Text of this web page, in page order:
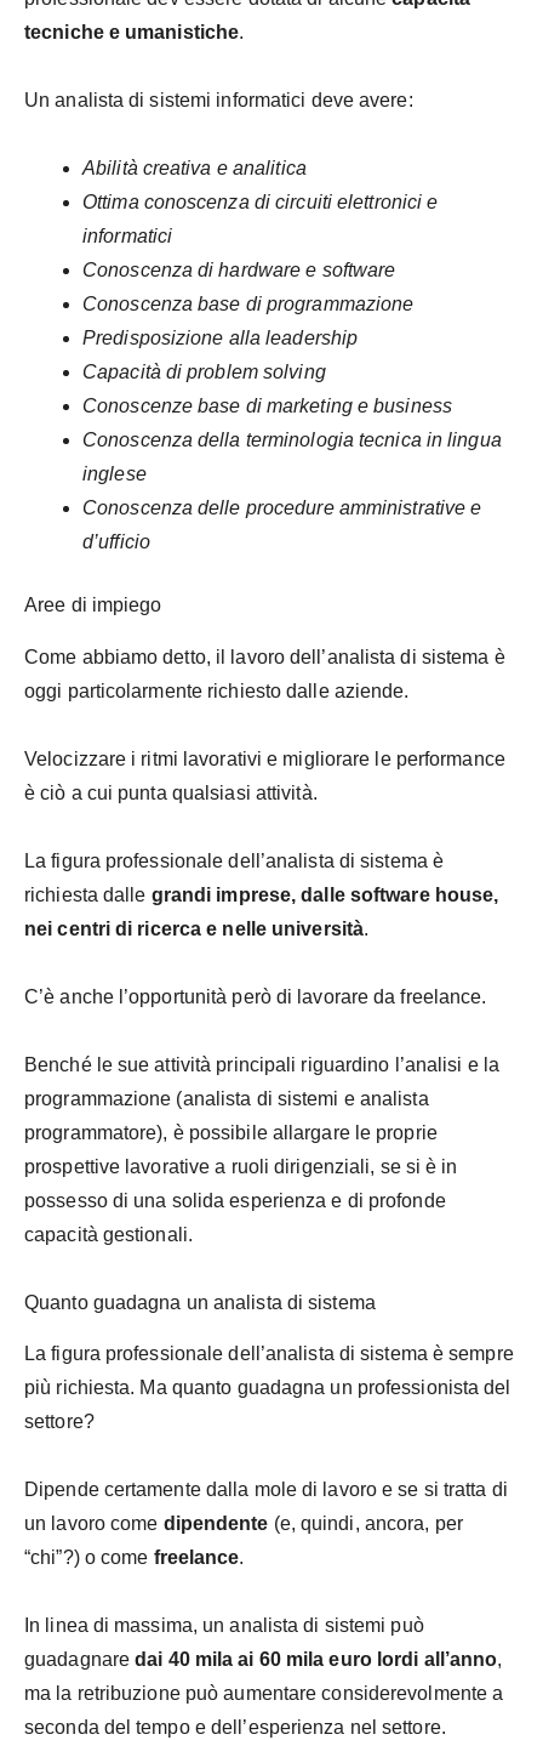
tecniche e umanistiche.
Un analista di sistemi informatici deve avere:
Abilità creativa e analitica
Ottima conoscenza di circuiti elettronici e
informatici
Conoscenza di hardware e software
Conoscenza base di programmazione
Predisposizione alla leadership
Capacità di problem solving
Conoscenze base di marketing e business
Conoscenza della terminologia tecnica in lingua
inglese
Conoscenza delle procedure amministrative e
d’ufficio
Aree di impiego
Come abbiamo detto, il lavoro dell’analista di sistema è
oggi particolarmente richiesto dalle aziende.
Velocizzare i ritmi lavorativi e migliorare le performance
è ciò a cui punta qualsiasi attività.
La figura professionale dell’analista di sistema è
richiesta dalle grandi imprese, dalle software house,
nei centri di ricerca e nelle università.
C’è anche l’opportunità però di lavorare da freelance.
Benché le sue attività principali riguardino l’analisi e la
programmazione (analista di sistemi e analista
programmatore), è possibile allargare le proprie
prospettive lavorative a ruoli dirigenziali, se si è in
possesso di una solida esperienza e di profonde
capacità gestionali.
Quanto guadagna un analista di sistema
La figura professionale dell’analista di sistema è sempre
più richiesta. Ma quanto guadagna un professionista del
settore?
Dipende certamente dalla mole di lavoro e se si tratta di
un lavoro come dipendente (e, quindi, ancora, per
“chi”?) o come freelance.
In linea di massima, un analista di sistemi può
guadagnaredai 40 mila ai 60 mila euro lordi all’anno,
ma la retribuzione può aumentare considerevolmente a
seconda del tempo e dell’esperienza nel settore.